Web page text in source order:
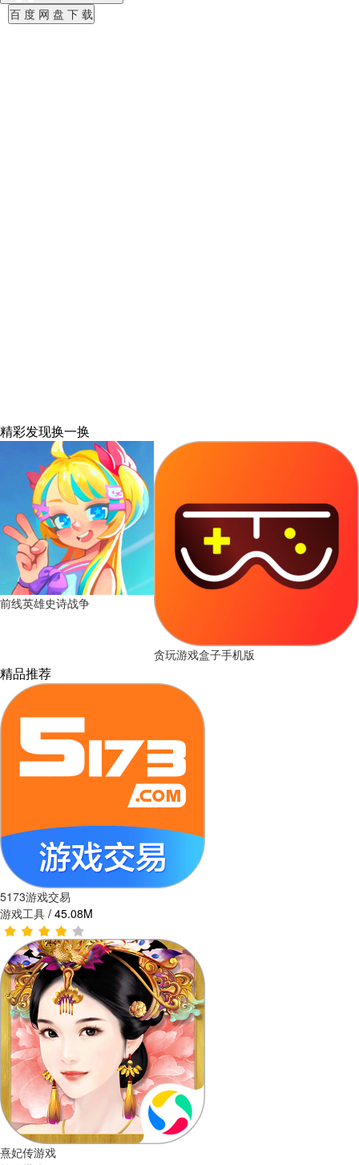
百 度 网 盘 下 载
精彩发现换一换
前线英雄史诗战争
贪玩游戏盒子手机版
精品推荐
5173游戏交易
游戏工具 / 45.08M
熹妃传游戏